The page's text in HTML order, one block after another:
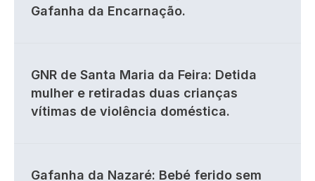
Gafanha da Encarnação.
GNR de Santa Maria da Feira: Detida
mulher e retiradas duas crianças
vítimas de violência doméstica.
Gafanha da Nazaré: Bebé ferido sem